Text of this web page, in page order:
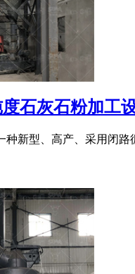
石灰石粉加工
种新型、高产、采用闭